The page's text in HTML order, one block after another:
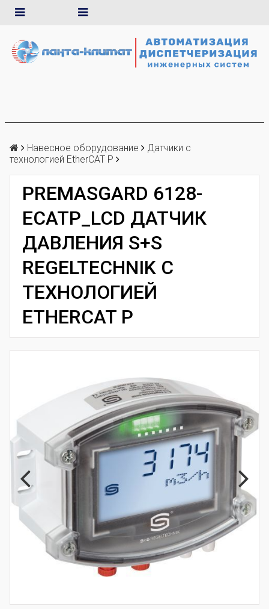
Навесное оборудование
Датчики с
технологией EtherCAT P
PREMASGARD 6128-
ECATP_LCD ДАТЧИК
ДАВЛЕНИЯ S+S
REGELTECHNIK С
ТЕХНОЛОГИЕЙ
ETHERCAT P